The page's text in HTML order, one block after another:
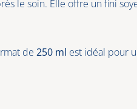
le soin. Elle offre un fini
de 250 ml est idéal pour